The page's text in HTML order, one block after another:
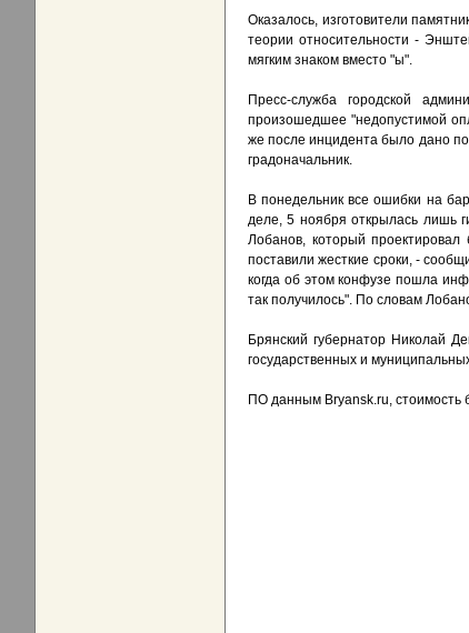
Оказалось, изготовители
теории относительности -
мягким знаком вместо "ы".
Пресс-служба городской
произошедшее "недопустимой
же после инцидента было дано
градоначальник.
В понедельник все ошибки на
деле, 5 ноября открылась лишь
Лобанов, который проектировал
поставили жесткие сроки, -
когда об этом конфузе пошла
так получилось". По словам
Брянский губернатор Николай
государственных и
ПО данным Bryansk.ru, стоимость